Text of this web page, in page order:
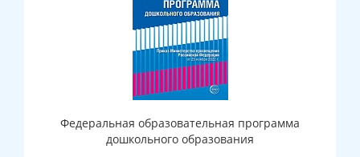
Федеральная образовательная программа
дошкольного образования